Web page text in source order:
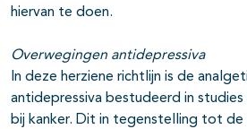
hiervan te doen.
Overwegingen antidepressiva
In deze herziene richtlijn is de
antidepressiva bestudeerd in
bij kanker. Dit in tegenstelling tot de